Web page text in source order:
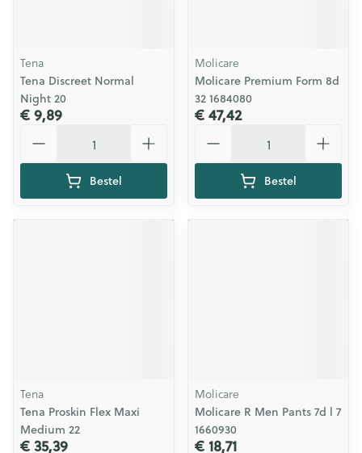
Tena
Tena Discreet Normal
Night 20
€ 9,89
Bestel
Molicare
Molicare Premium Form 8d
32 1684080
€ 47,42
Bestel
Tena
Tena Proskin Flex Maxi
Medium 22
€ 35,39
Molicare
Molicare R Men Pants 7d l 7
1660930
€ 18,71